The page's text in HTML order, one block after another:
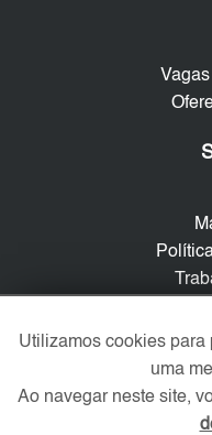
Utilizamos cookies para
uma
Ao navegar neste site,